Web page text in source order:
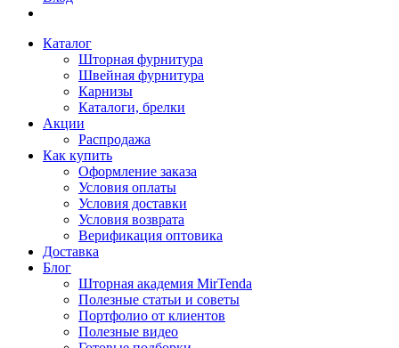
Каталог
Шторная фурнитура
Швейная фурнитура
Карнизы
Каталоги, брелки
Акции
Распродажа
Как купить
Оформление заказа
Условия оплаты
Условия доставки
Условия возврата
Верификация оптовика
Доставка
Блог
Шторная академия MirTenda
Полезные статьи и советы
Портфолио от клиентов
Полезные видео